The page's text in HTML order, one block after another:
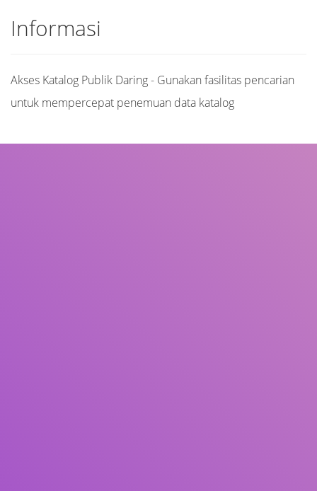
Informasi
Akses Katalog Publik Daring - Gunakan fasilitas pencarian
untuk mempercepat penemuan data katalog